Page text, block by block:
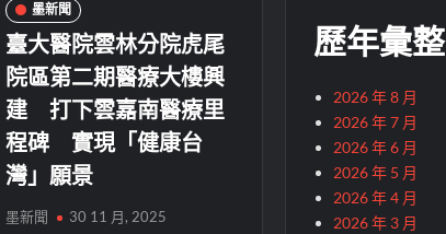
墨新聞
臺大醫院雲林分院虎尾
院區第二期醫療大樓興
建 打下雲嘉南醫療里
程碑 實現「健康台
灣」願景
墨新聞 30 11 月, 2025
歷年彙整
2026 年 8 月
2026 年 7 月
2026 年 6 月
2026 年 5 月
2026 年 4 月
2026 年 3 月